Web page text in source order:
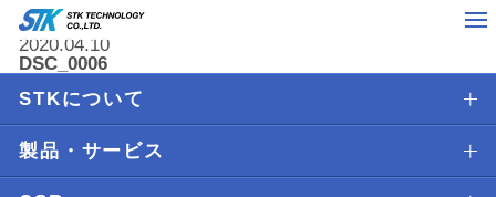
2020.04.10
DSC_0006
STKについて
製品・サービス